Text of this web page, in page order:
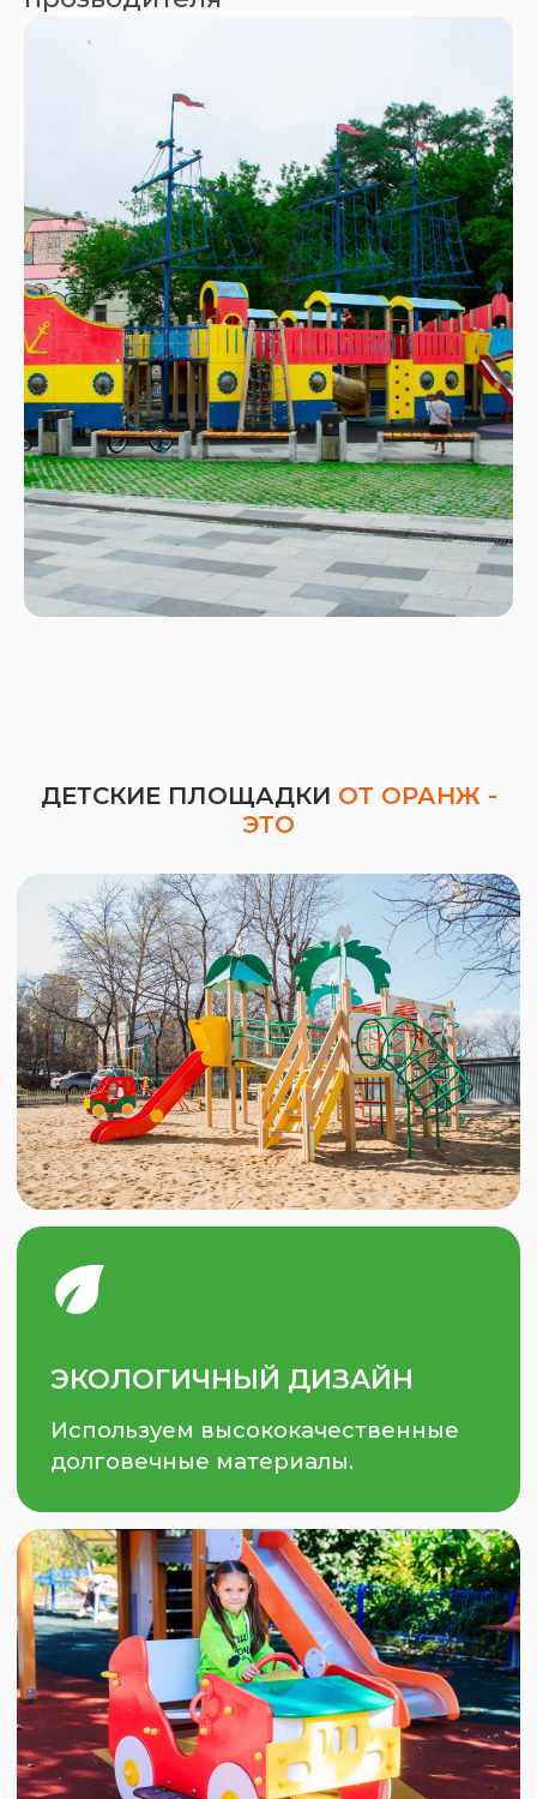
ДЕТСКИЕ ПЛОЩАДКИ ОТ ОРАНЖ -
ЭТО
ДРЕВЕСИНА ЛИСТВЕННИЦЫ,
ВЛАГОСТОЙКАЯ БЕРЕЗОВАЯ
ФАНЕРА
ЛАКОКРАСОЧНЫЕ
ПОКРЫТИЯ
МЕТАЛЛОКОНСТРУКЦИИ
ПОЛИПРОПИЛЕНОВЫЙ
КАНАТ - НАГРУЗКА ДО 10
ТОНН.